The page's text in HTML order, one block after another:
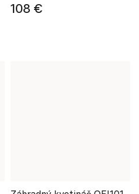
108 €